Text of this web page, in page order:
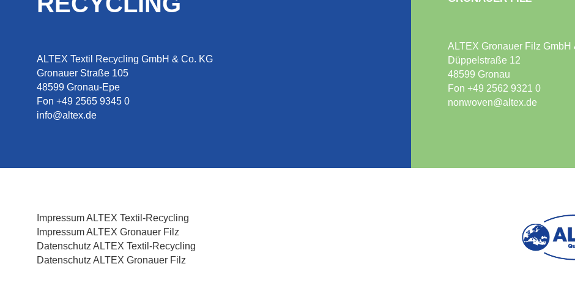
ALTEX Textil Recycling GmbH & Co. KG
Gronauer Straße 105
48599 Gronau-Epe
Fon +49 2565 9345 0
info@altex.de
ALTEX Gronauer Filz GmbH
Düppelstraße 12
48599 Gronau
Fon +49 2562 9321 0
nonwoven@altex.de
Impressum ALTEX Textil-Recycling
Impressum ALTEX Gronauer Filz
Datenschutz ALTEX Textil-Recycling
Datenschutz ALTEX Gronauer Filz